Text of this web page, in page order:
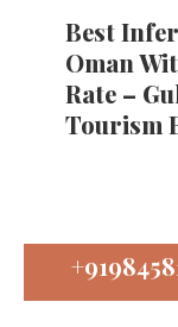
Best
Oman
Rate –
Tourism